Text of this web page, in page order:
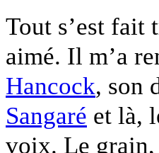
Tout s’est fait
aimé. Il m’a
Hancock, son
Sangaré et là,
voix. Le grain,